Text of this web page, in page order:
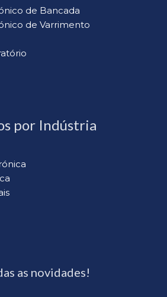
de Bancada
de Varrimento
por Indústria
as novidades!